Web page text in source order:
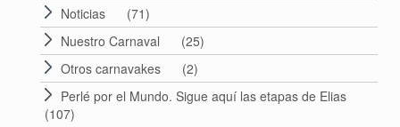
Noticias
(71)
Nuestro Carnaval
(25)
Otros carnavakes
(2)
Perlé por el Mundo. Sigue aquí las etapas de Elias
(107)